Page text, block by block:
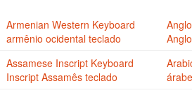
Armenian Western Keyboard
armênio ocidental teclado
Assamese Inscript Keyboard
Inscript Assamês teclado